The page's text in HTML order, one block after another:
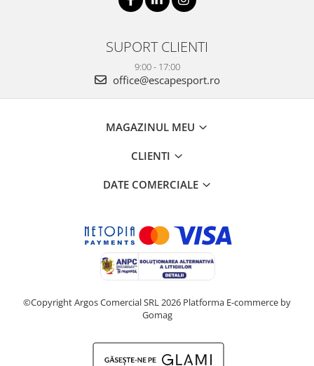
SUPORT CLIENTI
9:00 - 17:00
office@escapesport.ro
MAGAZINUL MEU
CLIENTI
DATE COMERCIALE
©Copyright Argos Comercial SRL 2026 Platforma E-commerce by
Gomag